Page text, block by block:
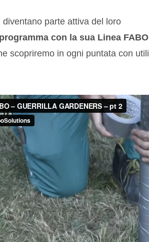
parte attiva del loro
con la sua Linea FABO
scopriremo in ogni puntata con utili